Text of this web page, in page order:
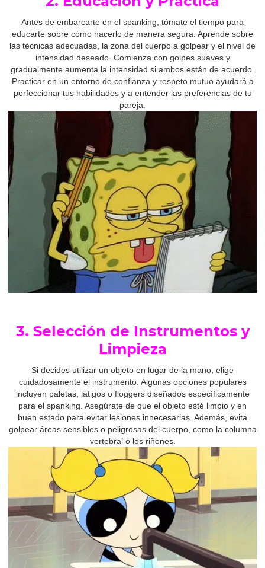
Antes de embarcarte en el spanking, tómate el tiempo para
educarte sobre cómo hacerlo de manera segura. Aprende sobre
las técnicas adecuadas, la zona del cuerpo a golpear y el nivel de
intensidad deseado. Comienza con golpes suaves y
gradualmente aumenta la intensidad si ambos están de acuerdo.
Practicar en un entorno de confianza y respeto mutuo ayudará a
perfeccionar tus habilidades y a entender las preferencias de tu
pareja.
3. Selección de Instrumentos y
Limpieza
Si decides utilizar un objeto en lugar de la mano, elige
cuidadosamente el instrumento. Algunas opciones populares
incluyen paletas, látigos o floggers diseñados específicamente
para el spanking. Asegúrate de que el objeto esté limpio y en
buen estado para evitar lesiones innecesarias. Además, evita
golpear áreas sensibles o peligrosas del cuerpo, como la columna
vertebral o los riñones.